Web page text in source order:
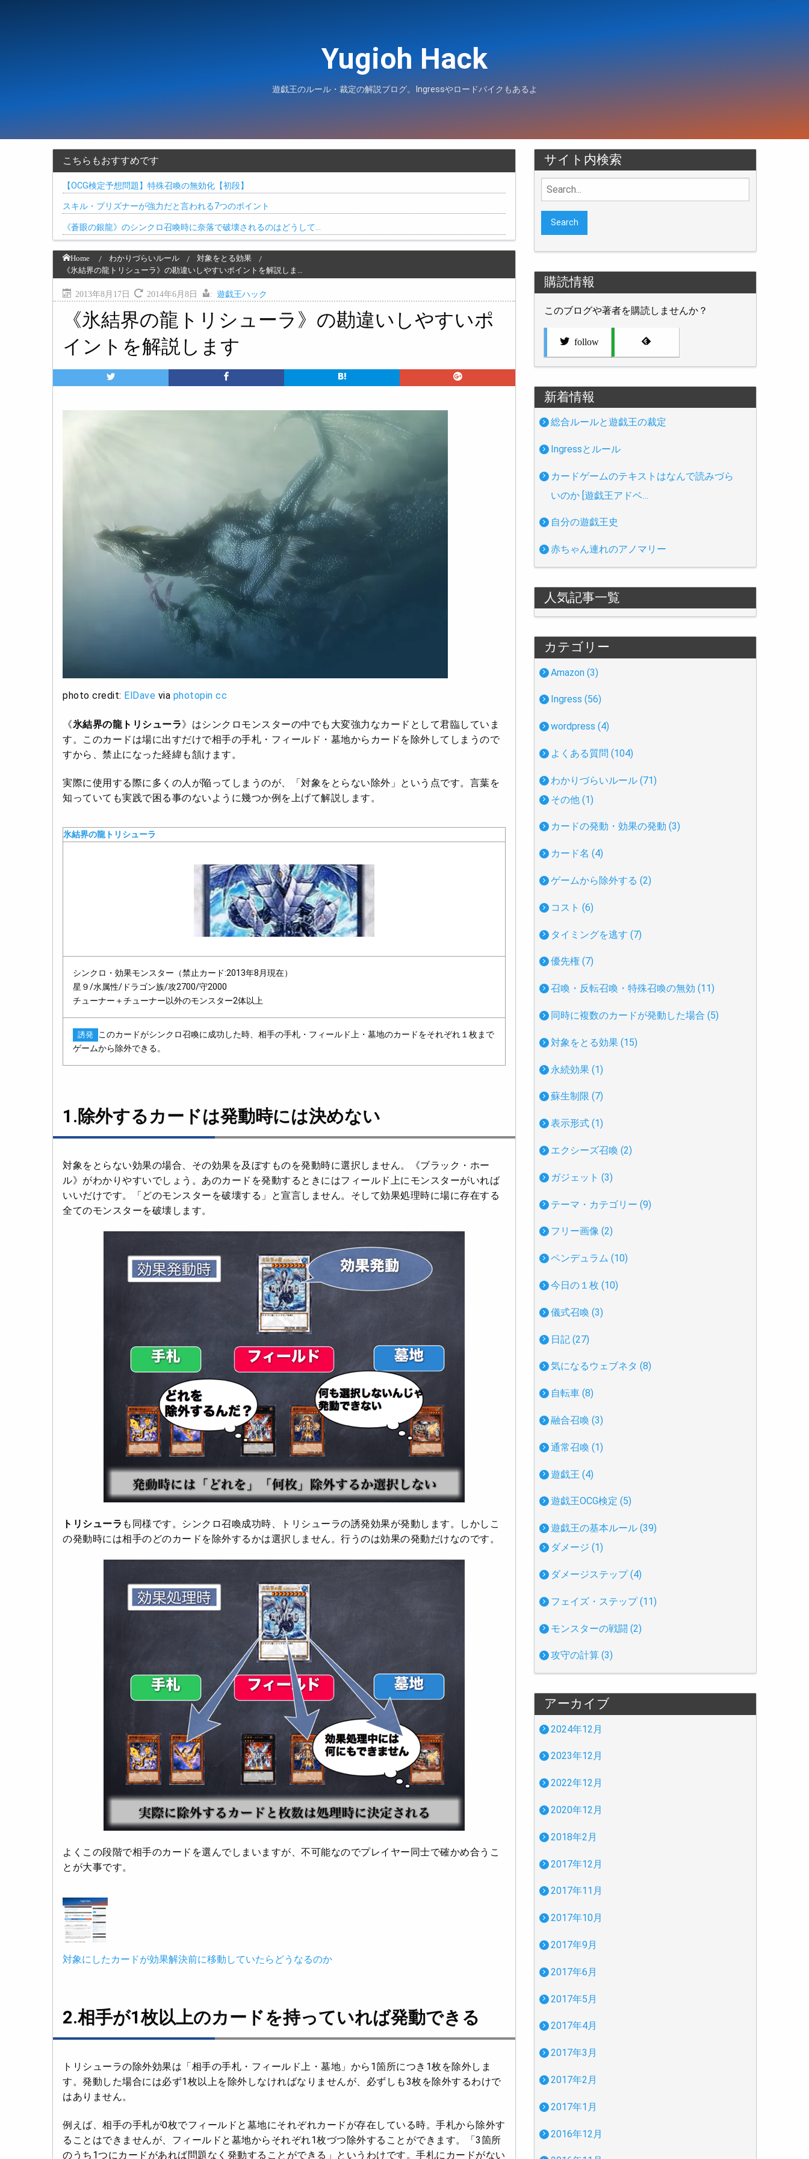
Yugioh Hack
遊戯王のルール・裁定の解説ブログ。Ingressやロードバイクもあるよ
こちらもおすすめです
【OCG検定予想問題】特殊召喚の無効化【初段】
スキル・プリズナーが強力だと言われる7つのポイント
《蒼眼の銀龍》のシンクロ召喚時に奈落で破壊されるのはどうして…
Home わかりづらいルール
対象をとる効果
《氷結界の龍トリシューラ》の勘違いしやすいポイントを解説しま…
2013年8月17日 2014年6月8日 : 遊戯王ハック
《氷結界の龍トリシューラ》の勘違いしやすいポ
イントを解説します
photo credit: ElDave via photopin cc
《氷結界の龍トリシューラ》はシンクロモンスターの中でも大変強力なカードとして君臨していま
す。このカードは場に出すだけで相手の手札・フィールド・墓地からカードを除外してしまうので
すから、禁止になった経緯も頷けます。
実際に使用する際に多くの人が陥ってしまうのが、「対象をとらない除外」という点です。言葉を
知っていても実践で困る事のないように幾つか例を上げて解説します。
氷結界の龍トリシューラ
シンクロ・効果モンスター（禁止カード:2013年8月現在）
星９/水属性/ドラゴン族/攻2700/守2000
チューナー＋チューナー以外のモンスター2体以上
誘発 このカードがシンクロ召喚に成功した時、相手の手札・フィールド上・墓地のカードをそれぞれ１枚まで
ゲームから除外できる。
1.除外するカードは発動時には決めない
対象をとらない効果の場合、その効果を及ぼすものを発動時に選択しません。《ブラック・ホー
ル》がわかりやすいでしょう。あのカードを発動するときにはフィールド上にモンスターがいれば
いいだけです。「どのモンスターを破壊する」と宣言しません。そして効果処理時に場に存在する
全てのモンスターを破壊します。
トリシューラ も同様です。シンクロ召喚成功時、トリシューラの誘発効果が発動します。しかしこ
の発動時には相手のどのカードを除外するかは選択しません。行うのは効果の発動だけなのです。
よくこの段階で相手のカードを選んでしまいますが、不可能なのでプレイヤー同士で確かめ合うこ
とが大事です。
対象にしたカードが効果解決前に移動していたらどうなるのか
2.相手が1枚以上のカードを持っていれば発動できる
トリシューラの除外効果は「相手の手札・フィールド上・墓地」から1箇所につき1枚を除外しま
す。発動した場合には必ず1枚以上を除外しなければなりませんが、必ずしも3枚を除外するわけで
はありません。
例えば、相手の手札が0枚でフィールドと墓地にそれぞれカードが存在している時。手札から除外す
ることはできませんが、フィールドと墓地からそれぞれ1枚づつ除外することができます。「3箇所
のうち1つにカードがあれば問題なく発動することができる」というわけです。手札にカードがない
サイト内検索
Search
for:
購読情報
このブログや著者を購読しませんか？
follow
新着情報
総合ルールと遊戯王の裁定
Ingressとルール
カードゲームのテキストはなんで読みづら
いのか [遊戯王アドベ…
自分の遊戯王史
赤ちゃん連れのアノマリー
人気記事一覧
カテゴリー
Amazon (3)
Ingress (56)
wordpress (4)
よくある質問 (104)
わかりづらいルール (71)
その他 (1)
カードの発動・効果の発動 (3)
カード名 (4)
ゲームから除外する (2)
コスト (6)
タイミングを逃す (7)
優先権 (7)
召喚・反転召喚・特殊召喚の無効 (11)
同時に複数のカードが発動した場合 (5)
対象をとる効果 (15)
永続効果 (1)
蘇生制限 (7)
表示形式 (1)
エクシーズ召喚 (2)
ガジェット (3)
テーマ・カテゴリー (9)
フリー画像 (2)
ペンデュラム (10)
今日の１枚 (10)
儀式召喚 (3)
日記 (27)
気になるウェブネタ (8)
自転車 (8)
融合召喚 (3)
通常召喚 (1)
遊戯王 (4)
遊戯王OCG検定 (5)
遊戯王の基本ルール (39)
ダメージ (1)
ダメージステップ (4)
フェイズ・ステップ (11)
モンスターの戦闘 (2)
攻守の計算 (3)
アーカイブ
2024年12月
2023年12月
2022年12月
2020年12月
2018年2月
2017年12月
2017年11月
2017年10月
2017年9月
2017年6月
2017年5月
2017年4月
2017年3月
2017年2月
2017年1月
2016年12月